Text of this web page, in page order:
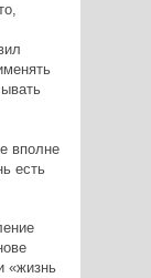
вполне
есть
«жизнь